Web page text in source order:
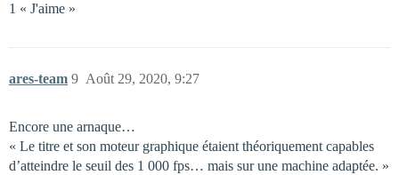
1 « J'aime »
ares-team Août 29, 2020, 9:27
9
Encore une arnaque…
« Le titre et son moteur graphique étaient théoriquement capables
d’atteindre le seuil des 1 000 fps… mais sur une machine adaptée. »